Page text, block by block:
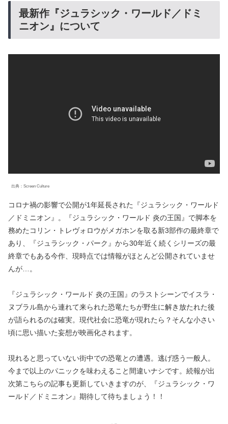
最新作『ジュラシック・ワールド／ドミ
ニオン』について
出典：Screen Culture
コロナ禍の影響で公開が1年延長された『ジュラシック・ワールド
／ドミニオン』。『ジュラシック・ワールド 炎の王国』で脚本を
務めたコリン・トレヴォロウがメガホンを取る新3部作の最終章で
あり、『ジュラシック・パーク』から30年近く続くシリーズの最
終章でもある今作、現時点では情報がほとんど公開されていませ
んが…。
『ジュラシック・ワールド 炎の王国』のラストシーンでイスラ・
ヌブラル島から連れて来られた恐竜たちが野生に解き放たれた後
が語られるのは確実。現代社会に恐竜が現れたら？そんな小さい
頃に思い描いた妄想が映画化されます。
現れると思っていない街中での恐竜との遭遇。逃げ惑う一般人。
今まで以上のパニックを味わえること間違いナシです。続報が出
次第こちらの記事も更新していきますのが、『ジュラシック・ワ
ールド／ドミニオン』期待して待ちましょう！！